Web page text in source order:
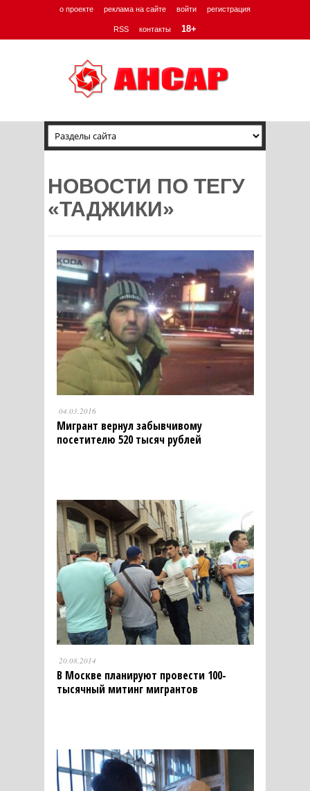
о проекте реклама на сайте войти регистрация
RSS контакты 18+
НОВОСТИ ПО ТЕГУ
«ТАДЖИКИ»
04.03.2016
Мигрант вернул забывчивому
посетителю 520 тысяч рублей
20.08.2014
В Москве планируют провести 100-
тысячный митинг мигрантов